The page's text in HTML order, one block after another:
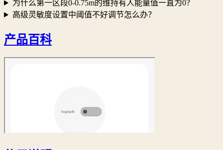
为什么第一区段0-0.75m的维持有人能量值一直为0？
高级灵敏度设置中阈值不好调节怎么办？
产品百科